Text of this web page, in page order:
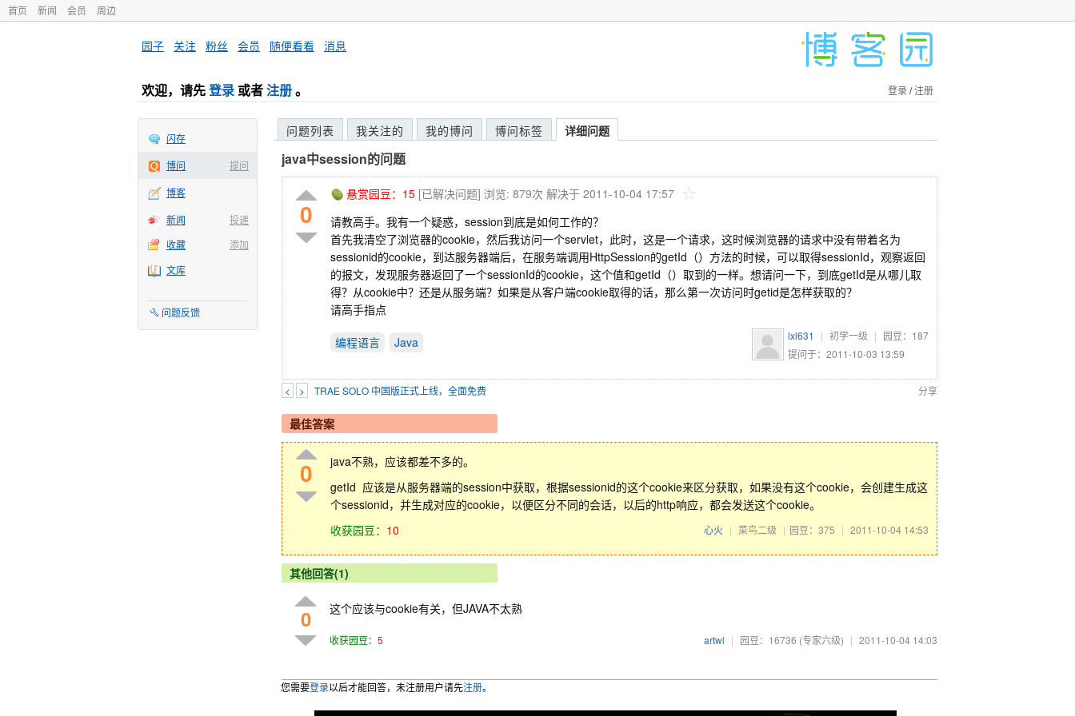
首页 新闻 会员 周边
园子 关注 粉丝 会员 随便看看 消息
欢迎，请先登录 或者注册。 登录/注册
闪存
提问
博问
博客
投递
新闻
添加
收藏
文库
问题反馈
问题列表 我关注的 我的博问 博问标签 详细问题
java中session的问题
0
悬赏园豆： 15 [已解决问题] 浏览: 879次 解决于 2011-10-04 17:57
请教高手。我有一个疑惑，session到底是如何工作的？
首先我清空了浏览器的cookie，然后我访问一个servlet，此时，这是一个请求，这时候浏览器的请求中没有带着名为
sessionid的cookie，到达服务器端后，在服务端调用HttpSession的getId（）方法的时候，可以取得sessionId，观察返回
的报文，发现服务器返回了一个sessionId的cookie，这个值和getId（）取到的一样。想请问一下，到底getId是从哪儿取
得？从cookie中？还是从服务端？如果是从客户端cookie取得的话，那么第一次访问时getid是怎样获取的？
请高手指点
编程语言 Java lxl631 | 初学一级 | 园豆： 187
提问于：2011-10-03 13:59
< > TRAE SOLO 中国版正式上线，全面免费 分享
最佳答案
0
java不熟，应该都差不多的。
getId 应该是从服务器端的session中获取，根据sessionid的这个cookie来区分获取，如果没有这个cookie，会创建生成这
个sessionid，并生成对应的cookie，以便区分不同的会话，以后的http响应，都会发送这个cookie。
收获园豆： 10 心火 | 菜鸟二级 | 园豆：375 | 2011-10-04 14:53
其他回答(1)
0 这个应该与cookie有关，但JAVA不太熟
收获园豆： 5 artwl | 园豆：16736 (专家六级) | 2011-10-04 14:03
您需要登录以后才能回答，未注册用户请先注册。